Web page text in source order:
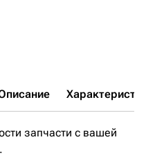
Характеристики
запчасти с вашей
.